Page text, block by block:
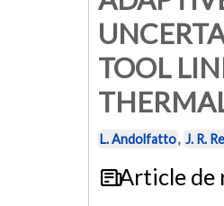
TOOL
L. Andolfatto, J. R.
Article de